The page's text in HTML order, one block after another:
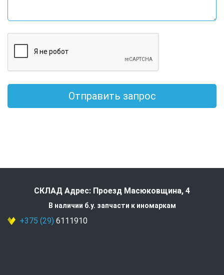
Отправить запрос
СКЛАД Адрес: Проезд Масюковщина, 4
В наличии б.у. запчасти к иномаркам
+375 (29) 6111910